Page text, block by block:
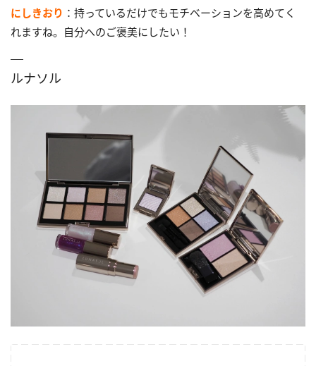
にしきおり ：持っているだけでもモチベーションを高めてく
れますね。自分へのご褒美にしたい！
ルナソル